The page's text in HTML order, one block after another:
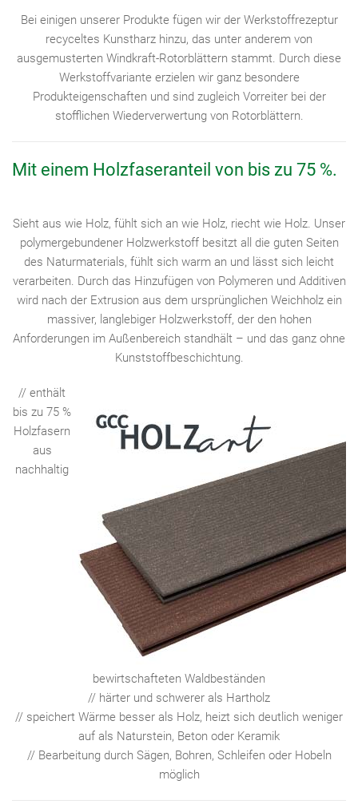
Bei einigen unserer Produkte fügen wir der Werkstoffrezeptur
recyceltes Kunstharz hinzu, das unter anderem von
ausgemusterten Windkraft-Rotorblättern stammt. Durch diese
Werkstoffvariante erzielen wir ganz besondere
Produkteigenschaften und sind zugleich Vorreiter bei der
stofflichen Wiederverwertung von Rotorblättern.
Mit einem Holzfaseranteil von bis zu 75 %.
Sieht aus wie Holz, fühlt sich an wie Holz, riecht wie Holz. Unser
polymergebundener Holzwerkstoff besitzt all die guten Seiten
des Naturmaterials, fühlt sich warm an und lässt sich leicht
verarbeiten. Durch das Hinzufügen von Polymeren und Additiven
wird nach der Extrusion aus dem ursprünglichen Weichholz ein
massiver, langlebiger Holzwerkstoff, der den hohen
Anforderungen im Außenbereich standhält – und das ganz ohne
Kunststoffbeschichtung.
// enthält
bis zu 75 %
Holzfasern
aus
nachhaltig
bewirtschafteten Waldbeständen
// härter und schwerer als Hartholz
// speichert Wärme besser als Holz, heizt sich deutlich weniger
auf als Naturstein, Beton oder Keramik
// Bearbeitung durch Sägen, Bohren, Schleifen oder Hobeln
möglich